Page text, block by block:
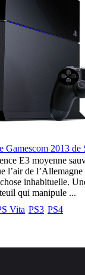
Gamescom 2013 de
E3 moyenne
l’air de
inhabituelle.
qui manipule ...
Vita PS3 PS4